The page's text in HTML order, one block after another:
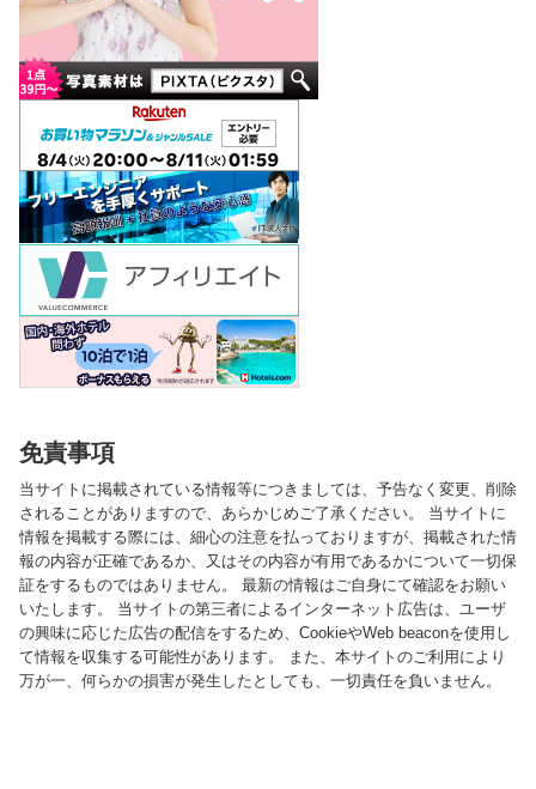
免責事項
当サイトに掲載されている情報等につきましては、予告なく変更、削除
されることがありますので、あらかじめご了承ください。 当サイトに
情報を掲載する際には、細心の注意を払っておりますが、掲載された情
報の内容が正確であるか、又はその内容が有用であるかについて一切保
証をするものではありません。 最新の情報はご自身にて確認をお願い
いたします。 当サイトの第三者によるインターネット広告は、ユーザ
の興味に応じた広告の配信をするため、CookieやWeb beaconを使用し
て情報を収集する可能性があります。 また、本サイトのご利用により
万が一、何らかの損害が発生したとしても、一切責任を負いません。